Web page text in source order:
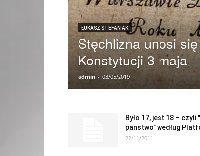
ŁUKASZ STEFANIAK
Stęchlizna unosi
Konstytucji 3 maja
admin - 03/05/2019
Było 17, jest 18 – czyli
państwo" według
22/11/2011